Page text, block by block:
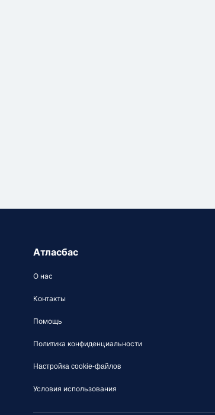
Атласбас
О нас
Контакты
Помощь
Политика конфиденциальности
Настройка cookie-файлов
Условия использования